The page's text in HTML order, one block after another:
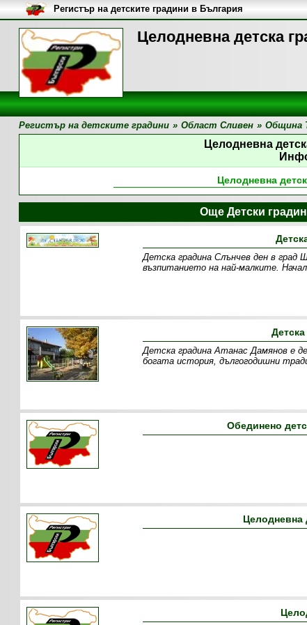
Целодневна детска
Регистър на детските градини в България
Регистър на детските градини » Област Сливен » Община
Целодневна
Целодневна
Още Детски
Детска градина Слънчев ден в град
възпитанието на най-малките.
Детска градина Атанас Дамянов е
богата история, дългогодишни
Обединено
Целодневна